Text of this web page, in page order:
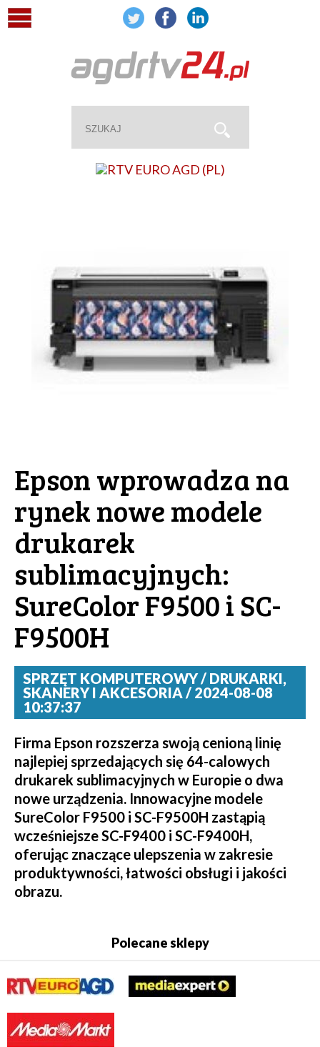
Epson wprowadza na
rynek nowe modele
drukarek
sublimacyjnych:
SureColor F9500 i SC-
F9500H
SPRZĘT KOMPUTEROWY / DRUKARKI,
SKANERY I AKCESORIA / 2024-08-08
10:37:37
Firma Epson rozszerza swoją cenioną linię
najlepiej sprzedających się 64-calowych
drukarek sublimacyjnych w Europie o dwa
nowe urządzenia. Innowacyjne modele
SureColor F9500 i SC-F9500H zastąpią
wcześniejsze SC-F9400 i SC-F9400H,
oferując znaczące ulepszenia w zakresie
produktywności, łatwości obsługi i jakości
obrazu.
Polecane sklepy